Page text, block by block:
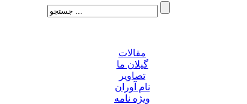
مقالات
گیلان ما
تصاویر
نام آوران
ویژه نامه